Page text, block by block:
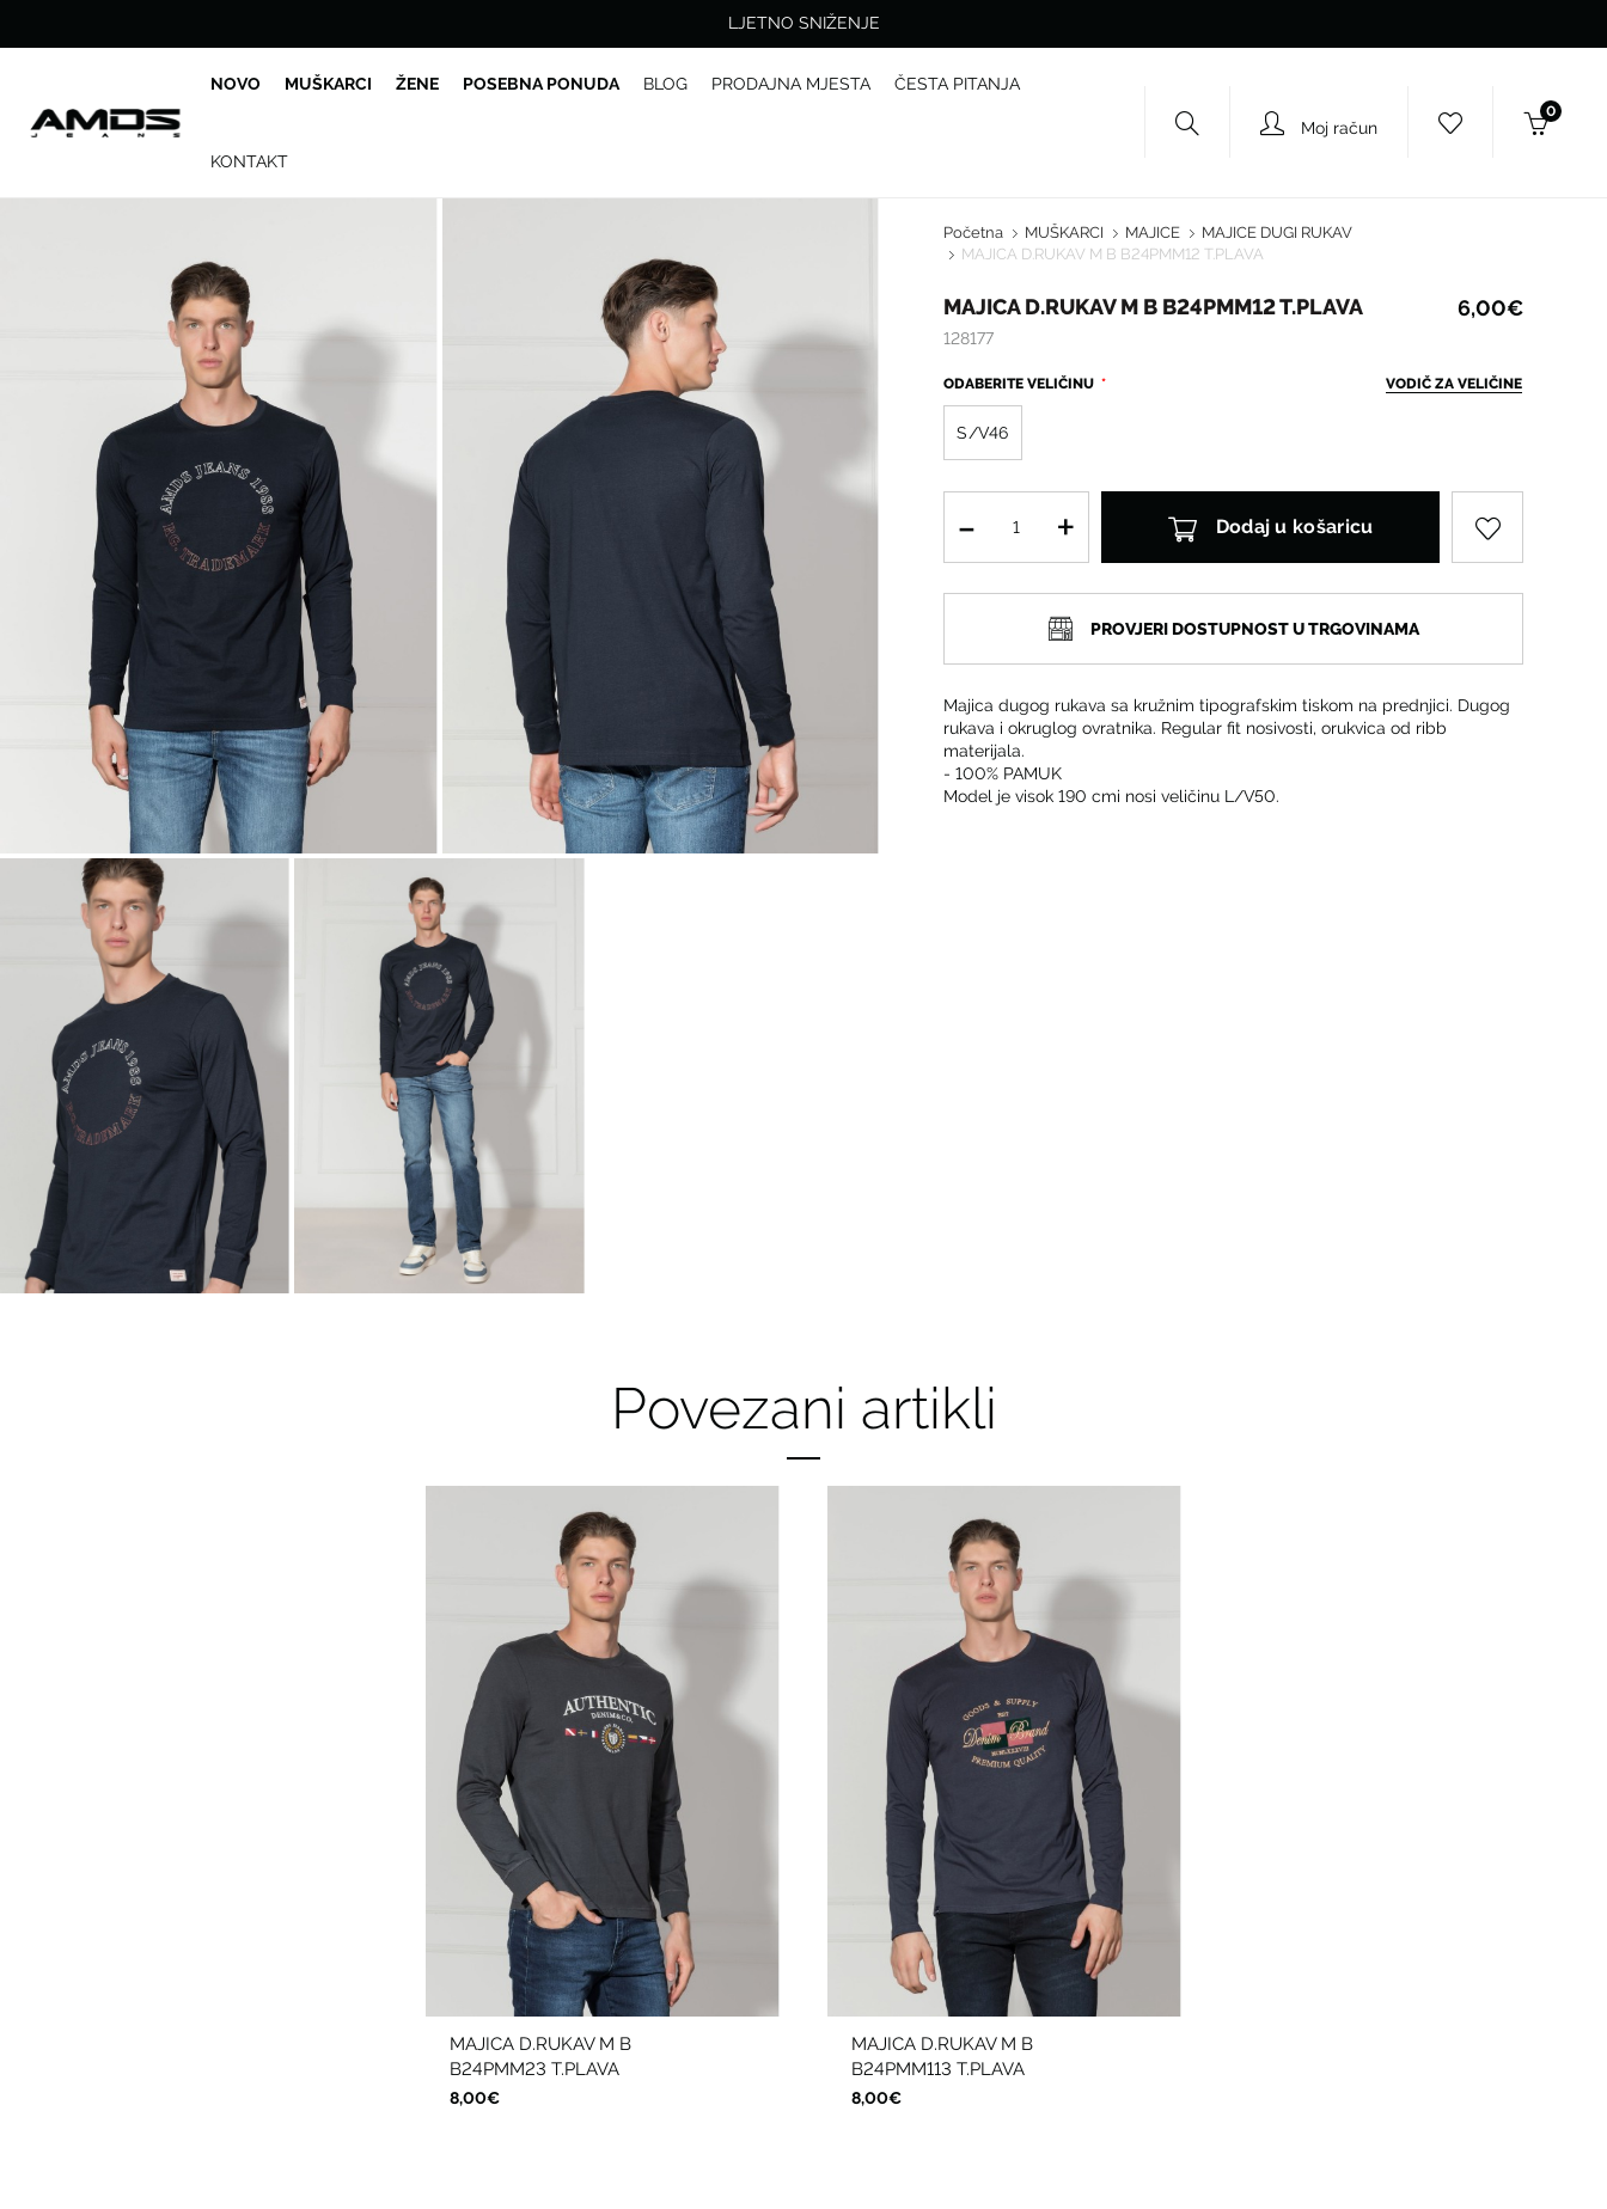
LJETNO SNIŽENJE
NOVO MUŠKARCI ŽENE POSEBNA PONUDA BLOG PRODAJNA MJESTA ČESTA PITANJA
KONTAKT
Moj račun
0
Početna MUŠKARCI MAJICE
MAJICE DUGI RUKAV
MAJICA D.RUKAV M B B24PMM12 T.PLAVA
MAJICA D.RUKAV M B B24PMM12 T.PLAVA
128177
6,00€
ODABERITE VELIČINU VODIČ ZA VELIČINE
S/V46
Dodaj u košaricu
PROVJERI DOSTUPNOST U TRGOVINAMA
Majica dugog rukava sa kružnim tipografskim tiskom na prednjici. Dugog
rukava i okruglog ovratnika. Regular fit nosivosti, orukvica od ribb
materijala.
- 100% PAMUK
Model je visok 190 cmi nosi veličinu L/V50.
Povezani artikli
MAJICA D.RUKAV M B
B24PMM23 T.PLAVA
8,00€
MAJICA D.RUKAV M B
B24PMM113 T.PLAVA
8,00€